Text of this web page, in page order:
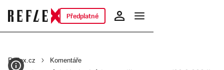
Předplatné
Reflex.cz Komentáře